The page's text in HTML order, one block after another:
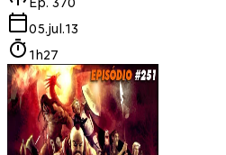
05.jul.13
1h27